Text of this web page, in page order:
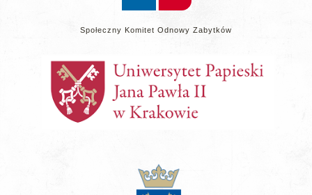
Społeczny Komitet Odnowy Zabytków